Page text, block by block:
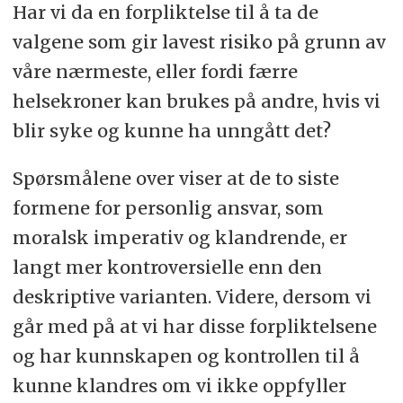
Har vi da en forpliktelse til å ta de
valgene som gir lavest risiko på grunn av
våre nærmeste, eller fordi færre
helsekroner kan brukes på andre, hvis vi
blir syke og kunne ha unngått det?
Spørsmålene over viser at de to siste
formene for personlig ansvar, som
moralsk imperativ og klandrende, er
langt mer kontroversielle enn den
deskriptive varianten. Videre, dersom vi
går med på at vi har disse forpliktelsene
og har kunnskapen og kontrollen til å
kunne klandres om vi ikke oppfyller